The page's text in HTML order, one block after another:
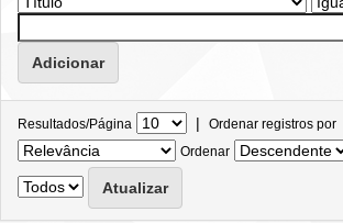
Resultados/Página | Ordenar registros por
Ordenar